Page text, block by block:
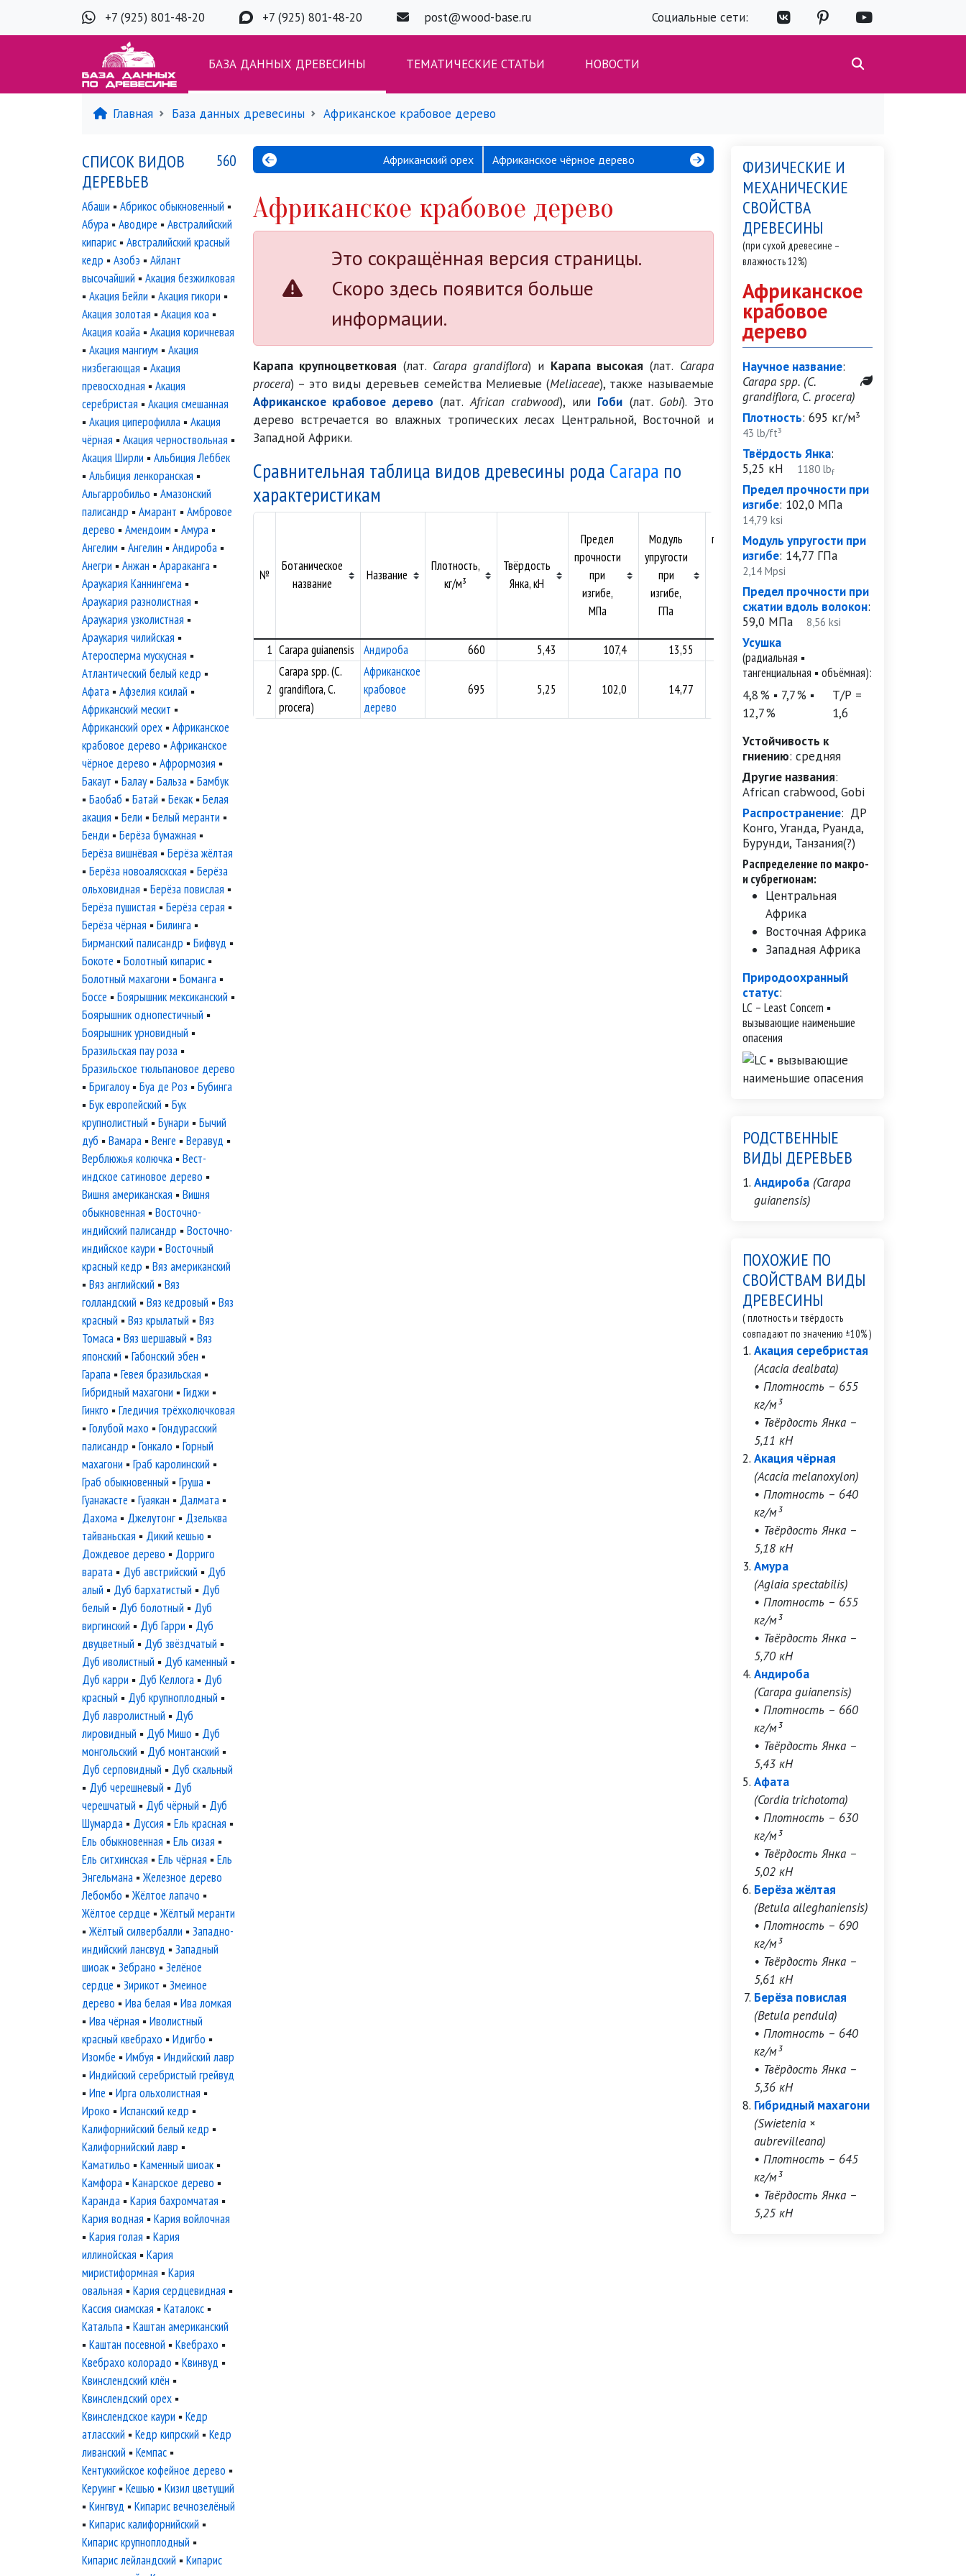
+7 (925) 801-48-20 +7 (925) 801-48-20 post@wood-base.ru Социальные сети:
БАЗА ДАННЫХ ДРЕВЕСИНЫ ТЕМАТИЧЕСКИЕ СТАТЬИ НОВОСТИ
Главная База данных древесины Африканское крабовое дерево
Африканский орех Африканское чёрное дерево
Африканское крабовое дерево
Это сокращённая версия страницы.
Скоро здесь появится больше
информации.
Карапа крупноцветковая (лат. Carapa grandiflora) и Карапа высокая (лат. Carapa
procera) – это виды деревьев семейства Мелиевые (Meliaceae), также называемые
Африканское крабовое дерево (лат.African crabwood), или Гоби (лат. Gobi). Это
дерево встречается во влажных тропических лесах Центральной, Восточной и
Западной Африки.
Сравнительная таблица видов древесины рода Carapa по
характеристикам
№
Ботаническое
название
Название
Плотность,
кг/м³
Твёрдость
Янка, кН
Предел
прочности
при
изгибе,
МПа
Модуль
упругости
при
изгибе,
ГПа
Предел
прочности
сжатии
вдоль
волокон,
МПа
1 Carapa guianensis Андироба 660 5,43 107,4 13,55 56,7
2
Carapa spp. (C.
grandiflora, C.
procera)
Африканское
крабовое
дерево
695 5,25 102,0 14,77 59,0
СПИСОК ВИДОВ
ДЕРЕВЬЕВ
560
Абаши ▪Абрикос обыкновенный ▪
Абура ▪Аводире ▪Австралийский
кипарис ▪Австралийский красный
кедр ▪Азобэ ▪Айлант
высочайший ▪Акация безжилковая
▪Акация Бейли ▪Акация гикори ▪
Акация золотая ▪Акация коа ▪
Акация коайа ▪Акация коричневая
▪Акация мангиум ▪Акация
низбегающая ▪Акация
превосходная ▪Акация
серебристая ▪Акация смешанная
▪Акация циперофилла ▪Акация
чёрная ▪Акация черноствольная ▪
Акация Ширли ▪Альбиция Леббек
▪Альбиция ленкоранская ▪
Альгарробильо ▪Амазонский
палисандр ▪Амарант ▪Амбровое
дерево ▪Амендоим ▪Амура ▪
Ангелим ▪Ангелин ▪Андироба ▪
Анегри ▪Анжан ▪Арараканга ▪
Араукария Каннингема ▪
Араукария разнолистная ▪
Араукария узколистная ▪
Араукария чилийская ▪
Атеросперма мускусная ▪
Атлантический белый кедр ▪
Афата ▪Афзелия ксилай ▪
Африканский мескит ▪
Африканский орех ▪Африканское
крабовое дерево ▪Африканское
чёрное дерево ▪Афрормозия ▪
Бакаут ▪Балау▪Бальза ▪Бамбук
▪Баобаб ▪Батай ▪Бекак ▪Белая
акация ▪Бели ▪Белый меранти ▪
Бенди ▪Берёза бумажная ▪
Берёза вишнёвая ▪Берёза жёлтая
▪Берёза новоаляскская ▪Берёза
ольховидная ▪Берёза повислая ▪
Берёза пушистая ▪Берёза серая ▪
Берёза чёрная ▪Билинга ▪
Бирманский палисандр ▪Бифвуд ▪
Бокоте ▪Болотный кипарис ▪
Болотный махагони ▪Боманга ▪
Боссе ▪Боярышник мексиканский ▪
Боярышник однопестичный ▪
Боярышник урновидный ▪
Бразильская пау роза ▪
Бразильское тюльпановое дерево
▪Бригалоу▪Буа де Роз ▪Бубинга
▪Бук европейский ▪Бук
крупнолистный ▪Бунари ▪Бычий
дуб ▪Вамара ▪Венге ▪Веравуд ▪
Верблюжья колючка ▪Вест-
индское сатиновое дерево ▪
Вишня американская ▪Вишня
обыкновенная ▪Восточно-
индийский палисандр ▪Восточно-
индийское каури ▪Восточный
красный кедр ▪Вяз американский
▪Вяз английский ▪Вяз
голландский ▪Вяз кедровый ▪Вяз
красный ▪Вяз крылатый ▪Вяз
Томаса ▪Вяз шершавый ▪Вяз
японский ▪Габонский эбен ▪
Гарапа ▪Гевея бразильская ▪
Гибридный махагони ▪Гиджи ▪
Гинкго ▪Гледичия трёхколючковая
▪Голубой махо ▪Гондурасский
палисандр ▪Гонкало ▪Горный
махагони ▪Граб каролинский ▪
Граб обыкновенный ▪Груша ▪
Гуанакасте ▪Гуаякан ▪ Далмата ▪
Дахома ▪ Джелутонг ▪ Дзельква
тайваньская ▪ Дикий кешью ▪
Дождевое дерево ▪ Дорриго
варата ▪ Дуб австрийский ▪ Дуб
алый ▪ Дуб бархатистый ▪ Дуб
белый ▪ Дуб болотный ▪ Дуб
виргинский ▪ Дуб Гарри ▪ Дуб
двуцветный ▪ Дуб звёздчатый ▪
Дуб иволистный ▪ Дуб каменный ▪
Дуб карри ▪ Дуб Келлога ▪ Дуб
красный ▪ Дуб крупноплодный ▪
Дуб лавролистный ▪ Дуб
лировидный ▪ Дуб Мишо ▪ Дуб
монгольский ▪ Дуб монтанский ▪
Дуб серповидный ▪ Дуб скальный
▪ Дуб черешневый ▪ Дуб
черешчатый ▪ Дуб чёрный ▪ Дуб
Шумарда ▪ Дуссия ▪Ель красная ▪
Ель обыкновенная ▪Ель сизая ▪
Ель ситхинская ▪Ель чёрная ▪Ель
Энгельмана ▪Железное дерево
Лебомбо ▪Жёлтое лапачо ▪
Жёлтое сердце ▪Жёлтый меранти
▪Жёлтый силвербалли ▪Западно-
индийский лансвуд ▪Западный
шиоак ▪Зебрано ▪Зелёное
сердце ▪Зирикот ▪Змеиное
дерево ▪Ива белая ▪Ива ломкая
▪Ива чёрная ▪Иволистный
красный квебрахо ▪Идигбо ▪
Изомбе ▪Имбуя ▪Индийский лавр
▪Индийский серебристый грейвуд
▪Ипе ▪Ирга ольхолистная ▪
Ироко ▪Испанский кедр ▪
Калифорнийский белый кедр ▪
Калифорнийский лавр ▪
Каматильо ▪Каменный шиоак ▪
Камфора ▪Канарское дерево ▪
Каранда ▪Кария бахромчатая ▪
Кария водная ▪Кария войлочная
▪Кария голая ▪Кария
иллинойская ▪Кария
миристиформная ▪Кария
овальная ▪Кария сердцевидная ▪
Кассия сиамская ▪Каталокс ▪
Катальпа ▪Каштан американский
▪Каштан посевной ▪Квебрахо ▪
Квебрахо колорадо ▪Квинвуд ▪
Квинслендский клён ▪
Квинслендский орех ▪
Квинслендское каури ▪Кедр
атласский ▪Кедр кипрский ▪Кедр
ливанский ▪Кемпас ▪
Кентуккийское кофейное дерево ▪
Керуинг ▪Кешью ▪Кизил цветущий
▪Кингвуд ▪Кипарис вечнозелёный
▪Кипарис калифорнийский ▪
Кипарис крупноплодный ▪
Кипарис лейландский ▪Кипарис
ФИЗИЧЕСКИЕ И
МЕХАНИЧЕСКИЕ
СВОЙСТВА
ДРЕВЕСИНЫ
(при сухой древесине –
влажность 12%)
Африканское
крабовое
дерево
Научное название:
Carapa spp. (C.
grandiflora, C. procera)
Плотность: 695 кг/м³
43 lb/ft³
Твёрдость Янка:
5,25 кН 1180 lbf
Предел прочности при
изгибе: 102,0 МПа
14,79 ksi
Модуль упругости при
изгибе: 14,77 ГПа
2,14 Mpsi
Предел прочности при
сжатии вдоль волокон:
59,0 МПа8,56 ksi
Усушка
(радиальная ▪
тангенциальная ▪ объёмная):
4,8 % ▪ 7,7 % ▪
12,7 %
Т/Р =
1,6
Устойчивость к
гниению: средняя
Другие названия:
African crabwood, Gobi
Распространение: ДР
Конго, Уганда, Руанда,
Бурунди, Танзания(?)
Распределение по макро-
и субрегионам:
Центральная
Африка
Восточная Африка
Западная Африка
Природоохранный
статус:
LC – Least Concern ▪
вызывающие наименьшие
опасения
РОДСТВЕННЫЕ
ВИДЫ ДЕРЕВЬЕВ
Андироба (Carapa
guianensis)
ПОХОЖИЕ ПО
СВОЙСТВАМ ВИДЫ
ДРЕВЕСИНЫ
( плотность и твёрдость
совпадают по значению ±10% )
Акация серебристая
(Acacia dealbata)
• Плотность – 655
кг/м³
• Твёрдость Янка –
5,11 кН
Акация чёрная
(Acacia melanoxylon)
• Плотность – 640
кг/м³
• Твёрдость Янка –
5,18 кН
Амура
(Aglaia spectabilis)
• Плотность – 655
кг/м³
• Твёрдость Янка –
5,70 кН
Андироба
(Carapa guianensis)
• Плотность – 660
кг/м³
• Твёрдость Янка –
5,43 кН
Афата
(Cordia trichotoma)
• Плотность – 630
кг/м³
• Твёрдость Янка –
5,02 кН
Берёза жёлтая
(Betula alleghaniensis)
• Плотность – 690
кг/м³
• Твёрдость Янка –
5,61 кН
Берёза повислая
(Betula pendula)
• Плотность – 640
кг/м³
• Твёрдость Янка –
5,36 кН
Гибридный махагони
(Swietenia ×
aubrevilleana)
• Плотность – 645
кг/м³
• Твёрдость Янка –
5,25 кН